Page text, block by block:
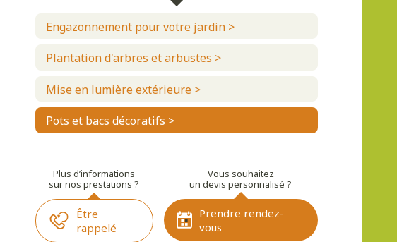
Engazonnement pour votre jardin >
Plantation d'arbres et arbustes >
Mise en lumière extérieure >
Pots et bacs décoratifs >
Plus d’informations
sur nos prestations ?
Être
rappelé
Vous souhaitez
un devis personnalisé ?
Prendre rendez-
vous